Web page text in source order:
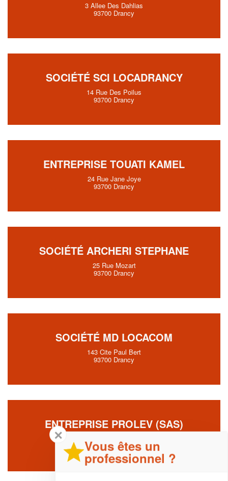
3 Allee Des Dahlias
93700 Drancy
SOCIÉTÉ SCI LOCADRANCY
14 Rue Des Poilus
93700 Drancy
ENTREPRISE TOUATI KAMEL
24 Rue Jane Joye
93700 Drancy
SOCIÉTÉ ARCHERI STEPHANE
25 Rue Mozart
93700 Drancy
SOCIÉTÉ MD LOCACOM
143 Cite Paul Bert
93700 Drancy
ENTREPRISE PROLEV (SAS)
93700 Drancy
✕
Vous êtes un
professionnel ?